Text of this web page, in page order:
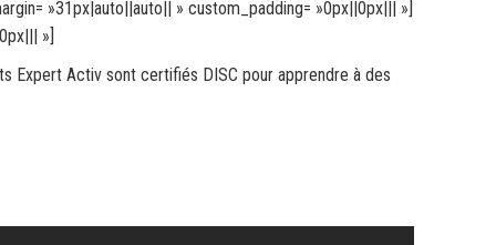
»31px|auto||auto|| » custom_padding= »0px||0px||| »]
»]
Expert Activ sont certifiés DISC pour apprendre à des